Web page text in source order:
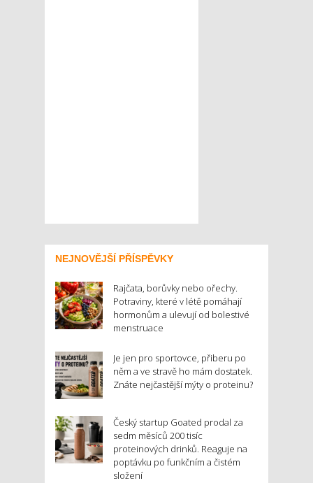
NEJNOVĚJŠÍ PŘÍSPĚVKY
Rajčata, borůvky nebo ořechy.
Potraviny, které v létě pomáhají
hormonům a ulevují od bolestivé
menstruace
Je jen pro sportovce, přiberu po
něm a ve stravě ho mám dostatek.
Znáte nejčastější mýty o proteinu?
Český startup Goated prodal za
sedm měsíců 200 tisíc
proteinových drinků. Reaguje na
poptávku po funkčním a čistém
složení